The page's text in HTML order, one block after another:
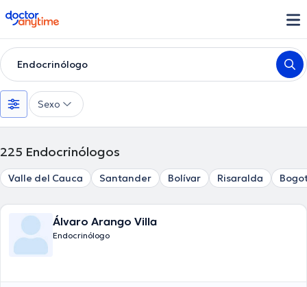
doctoranytime
Endocrinólogo
Sexo
225 Endocrinólogos
Valle del Cauca Santander Bolívar Risaralda
Álvaro Arango Villa
Endocrinólogo